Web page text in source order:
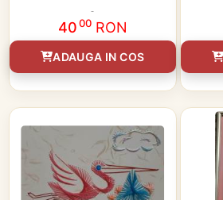
4000 RON
ADAUGA IN COS